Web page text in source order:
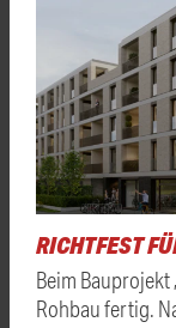
RICHTFEST
Beim Bauprojekt
Rohbau fertig.